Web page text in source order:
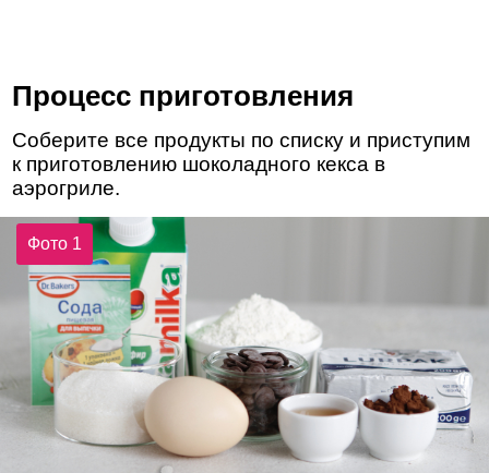
Процесс приготовления
Соберите все продукты по списку и приступим
к приготовлению шоколадного кекса в
аэрогриле.
Фото 1